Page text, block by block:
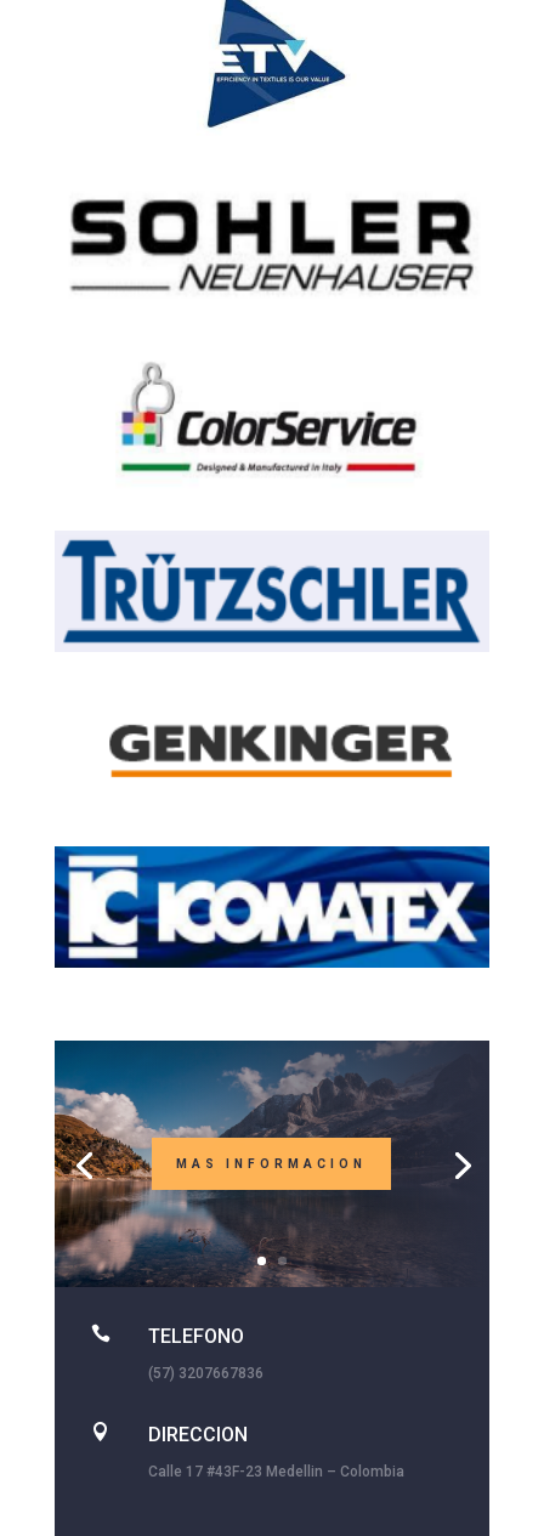
MAS INFORMACION
 TELEFONO
(57) 3207667836
 DIRECCION
Calle 17 #43F-23 Medellin – Colombia